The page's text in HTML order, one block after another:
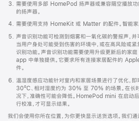
需要使用多部 HomePod 扬声器或兼容隔空播放功
的扬声器。
需要使用支持 HomeKit 或 Matter 的配件。智能家
声音识别功能可检测到烟雾和一氧化碳的警报声，并
当用户身处可能受到伤害的环境中，或在高风险或紧
识别功能。声音识别功能需要使用升级更新后的家
app 中单独提供。它要求所有连接家居配件的
件。
温湿度感应功能针对室内和家居场景进行了优化，
30ºC、相对湿度约为 30% 至 70% 的场景。在长
况下，准确性可能会降低。HomePod mini 在启动
行校准，才可显示结果。
我们会使用你所在位置，为你更快显示送货选项。我们